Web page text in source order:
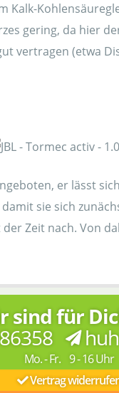
gering, da hier
vertragen (etwa
er lässt
sie sich
Zeit nach. Von
sind für
Mo. - Fr. 9 - 16 Uhr
Vertrag